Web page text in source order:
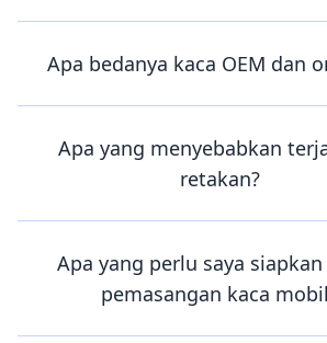
Apa bedanya kaca OEM dan
Apa yang menyebabkan
retakan?
Apa yang perlu saya
pemasangan kaca